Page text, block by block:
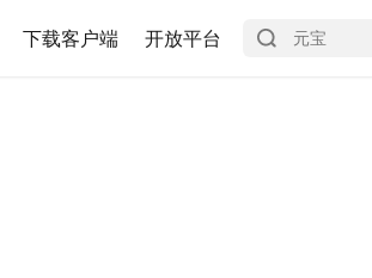
下载客户端 开放平台